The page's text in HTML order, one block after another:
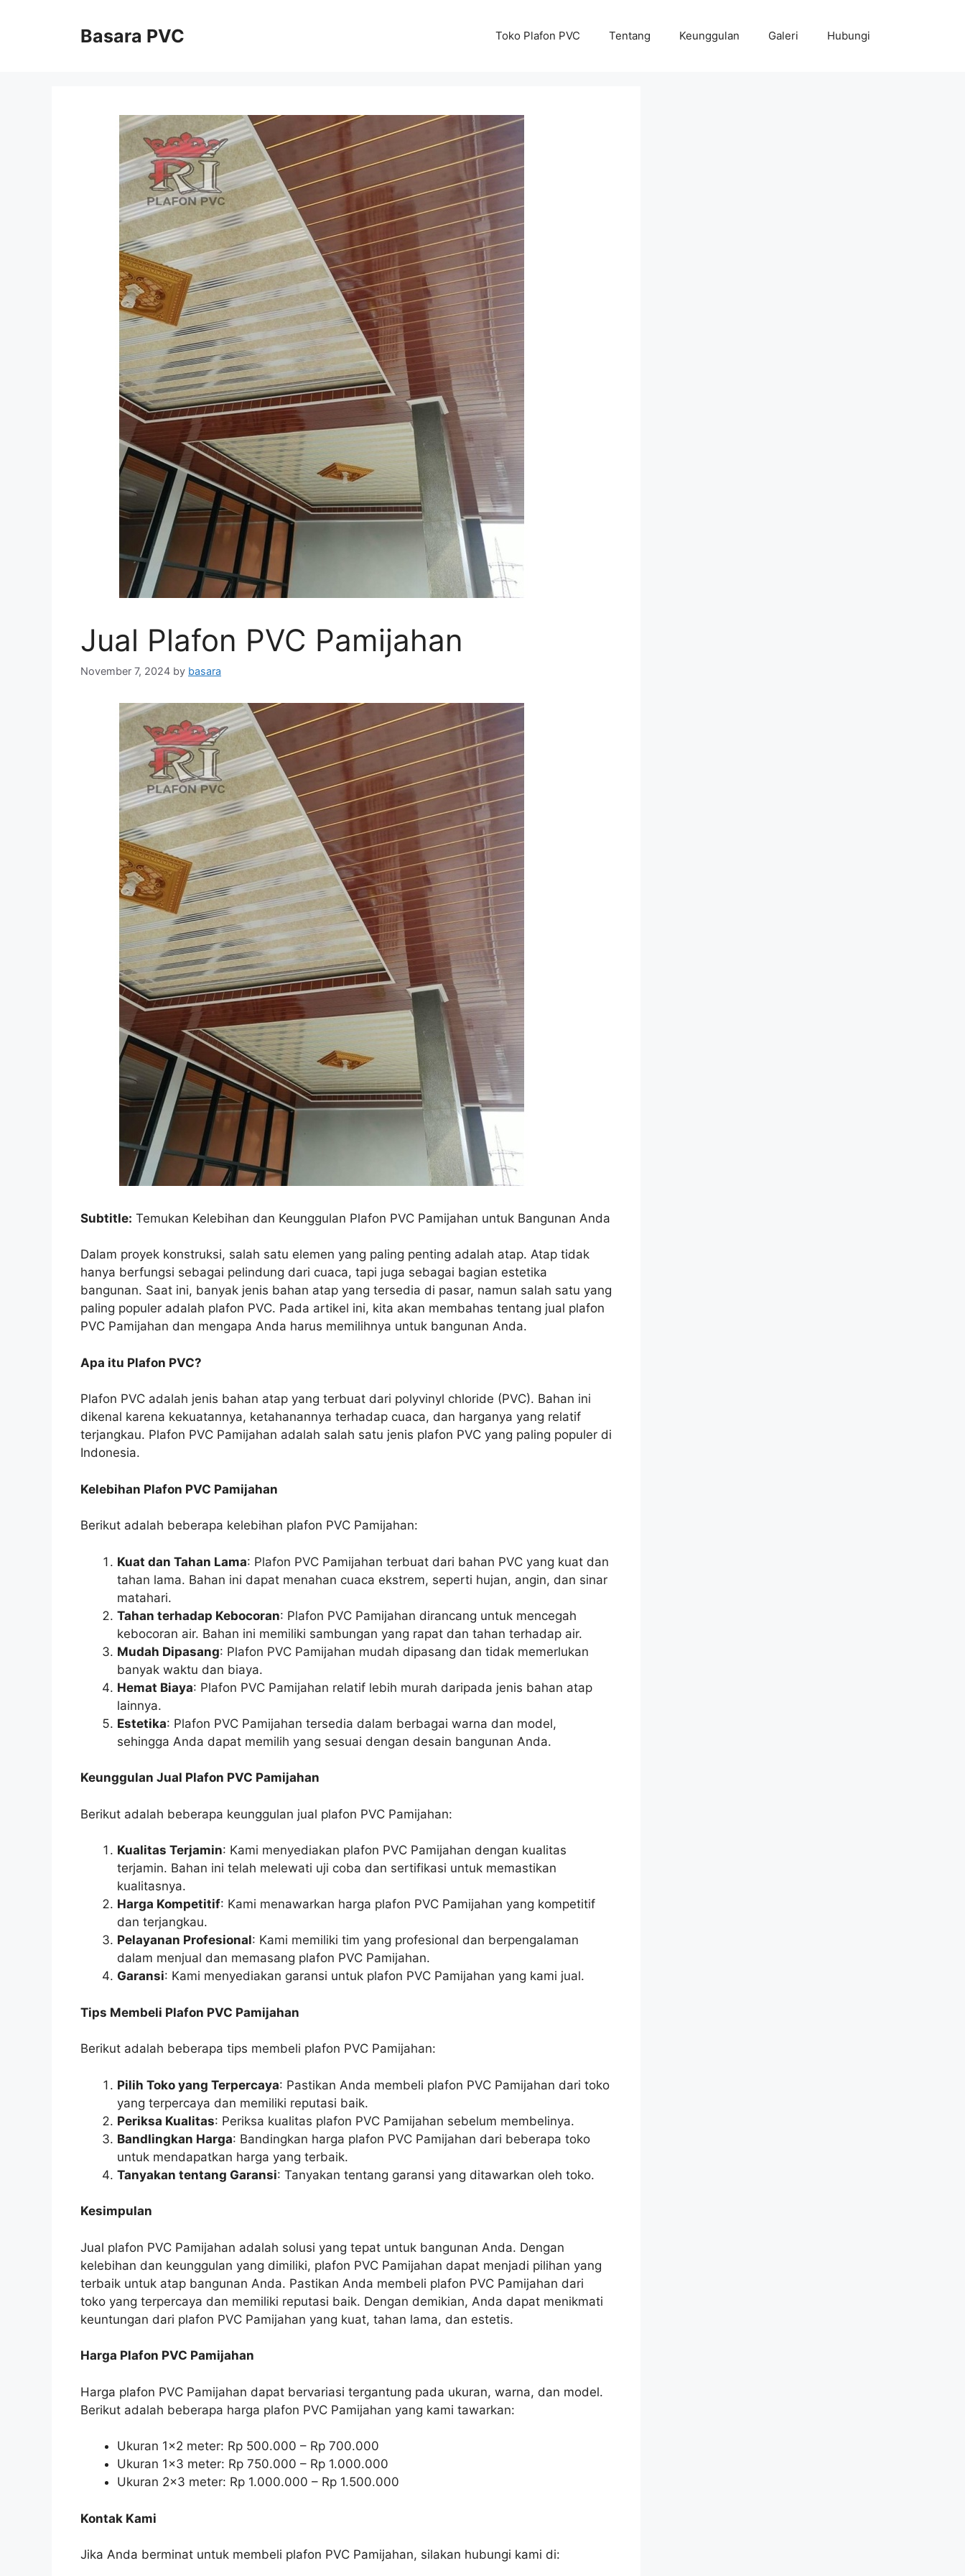
Basara PVC Toko Plafon PVC Tentang Keunggulan Galeri Hubungi
Jual Plafon PVC Pamijahan
November 7, 2024 by basara
Subtitle: Temukan Kelebihan dan Keunggulan Plafon PVC Pamijahan untuk Bangunan Anda
Dalam proyek konstruksi, salah satu elemen yang paling penting adalah atap. Atap tidak
hanya berfungsi sebagai pelindung dari cuaca, tapi juga sebagai bagian estetika
bangunan. Saat ini, banyak jenis bahan atap yang tersedia di pasar, namun salah satu yang
paling populer adalah plafon PVC. Pada artikel ini, kita akan membahas tentang jual plafon
PVC Pamijahan dan mengapa Anda harus memilihnya untuk bangunan Anda.
Apa itu Plafon PVC?
Plafon PVC adalah jenis bahan atap yang terbuat dari polyvinyl chloride (PVC). Bahan ini
dikenal karena kekuatannya, ketahanannya terhadap cuaca, dan harganya yang relatif
terjangkau. Plafon PVC Pamijahan adalah salah satu jenis plafon PVC yang paling populer di
Indonesia.
Kelebihan Plafon PVC Pamijahan
Berikut adalah beberapa kelebihan plafon PVC Pamijahan:
Kuat dan Tahan Lama: Plafon PVC Pamijahan terbuat dari bahan PVC yang kuat dan
tahan lama. Bahan ini dapat menahan cuaca ekstrem, seperti hujan, angin, dan sinar
matahari.
Tahan terhadap Kebocoran: Plafon PVC Pamijahan dirancang untuk mencegah
kebocoran air. Bahan ini memiliki sambungan yang rapat dan tahan terhadap air.
Mudah Dipasang: Plafon PVC Pamijahan mudah dipasang dan tidak memerlukan
banyak waktu dan biaya.
Hemat Biaya: Plafon PVC Pamijahan relatif lebih murah daripada jenis bahan atap
lainnya.
Estetika: Plafon PVC Pamijahan tersedia dalam berbagai warna dan model,
sehingga Anda dapat memilih yang sesuai dengan desain bangunan Anda.
Keunggulan Jual Plafon PVC Pamijahan
Berikut adalah beberapa keunggulan jual plafon PVC Pamijahan:
Kualitas Terjamin: Kami menyediakan plafon PVC Pamijahan dengan kualitas
terjamin. Bahan ini telah melewati uji coba dan sertifikasi untuk memastikan
kualitasnya.
Harga Kompetitif: Kami menawarkan harga plafon PVC Pamijahan yang kompetitif
dan terjangkau.
Pelayanan Profesional: Kami memiliki tim yang profesional dan berpengalaman
dalam menjual dan memasang plafon PVC Pamijahan.
Garansi: Kami menyediakan garansi untuk plafon PVC Pamijahan yang kami jual.
Tips Membeli Plafon PVC Pamijahan
Berikut adalah beberapa tips membeli plafon PVC Pamijahan:
Pilih Toko yang Terpercaya: Pastikan Anda membeli plafon PVC Pamijahan dari toko
yang terpercaya dan memiliki reputasi baik.
Periksa Kualitas: Periksa kualitas plafon PVC Pamijahan sebelum membelinya.
Bandlingkan Harga: Bandingkan harga plafon PVC Pamijahan dari beberapa toko
untuk mendapatkan harga yang terbaik.
Tanyakan tentang Garansi: Tanyakan tentang garansi yang ditawarkan oleh toko.
Kesimpulan
Jual plafon PVC Pamijahan adalah solusi yang tepat untuk bangunan Anda. Dengan
kelebihan dan keunggulan yang dimiliki, plafon PVC Pamijahan dapat menjadi pilihan yang
terbaik untuk atap bangunan Anda. Pastikan Anda membeli plafon PVC Pamijahan dari
toko yang terpercaya dan memiliki reputasi baik. Dengan demikian, Anda dapat menikmati
keuntungan dari plafon PVC Pamijahan yang kuat, tahan lama, dan estetis.
Harga Plafon PVC Pamijahan
Harga plafon PVC Pamijahan dapat bervariasi tergantung pada ukuran, warna, dan model.
Berikut adalah beberapa harga plafon PVC Pamijahan yang kami tawarkan:
Ukuran 1×2 meter: Rp 500.000 – Rp 700.000
Ukuran 1×3 meter: Rp 750.000 – Rp 1.000.000
Ukuran 2×3 meter: Rp 1.000.000 – Rp 1.500.000
Kontak Kami
Jika Anda berminat untuk membeli plafon PVC Pamijahan, silakan hubungi kami di: